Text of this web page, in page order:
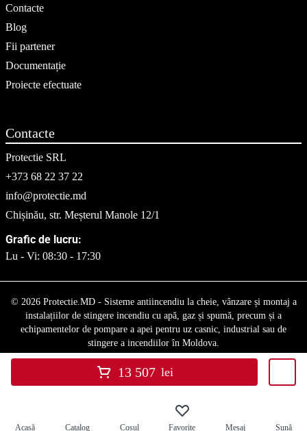
Contacte
Blog
Fii partener
Documentație
Proiecte efectuate
Contacte
Protectie SRL
+373 68 22 37 22
info@protectie.md
Chișinău, str. Meșterul Manole 12/1
Grafic de lucru:
Lu - Vi: 08:30 - 17:30
© 2026 Protectie.MD - Sisteme antiincendiu la cheie, vânzare și montaj a
instalațiilor de stingere incendiu cu apă, gaz și spumă, precum și a
echipamentelor de pompare a apei pentru uz casnic, industrial sau de
stingere a incendiilor în Moldova.
13 507 lei
Acasă Catalog Coșul Favorite Mesaj Sună